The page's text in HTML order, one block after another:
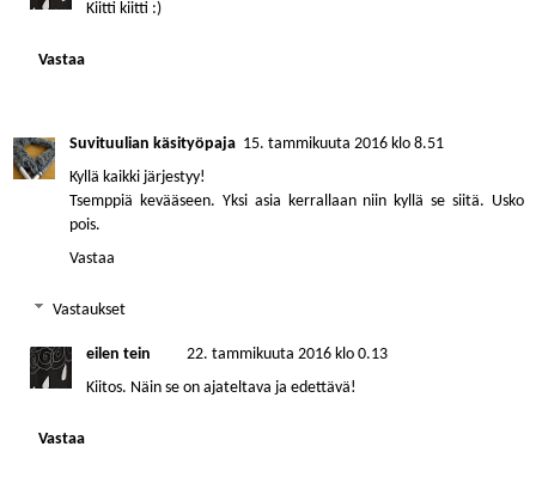
Kiitti kiitti :)
Vastaa
Suvituulian käsityöpaja 15. tammikuuta 2016 klo 8.51
Kyllä kaikki järjestyy!
Tsemppiä kevääseen. Yksi asia kerrallaan niin kyllä se siitä. Usko
pois.
Vastaa
Vastaukset
eilen tein
22. tammikuuta 2016 klo 0.13
Kiitos. Näin se on ajateltava ja edettävä!
Vastaa